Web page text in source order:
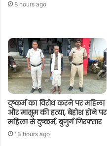
8 hours ago
दुष्कर्म का विरोध करने पर महिला
और मासूम की हत्या, बेहोश होने पर
महिला से दुष्कर्म, बुजुर्ग गिरफ्तार
13 hours ago